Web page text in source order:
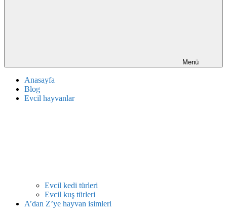
Menü
Anasayfa
Blog
Evcil hayvanlar
Evcil kedi türleri
Evcil kuş türleri
A’dan Z’ye hayvan isimleri